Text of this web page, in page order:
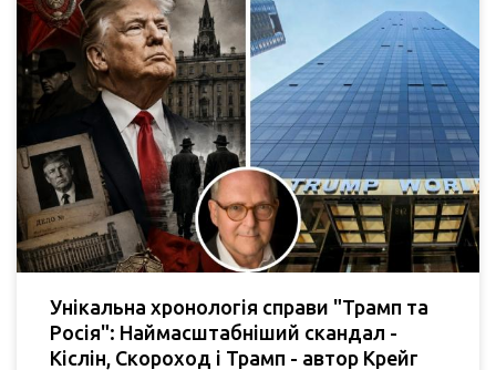
Унікальна хронологія справи "Трамп та
Росія": Наймасштабніший скандал -
Кіслін, Скороход і Трамп - автор Крейг